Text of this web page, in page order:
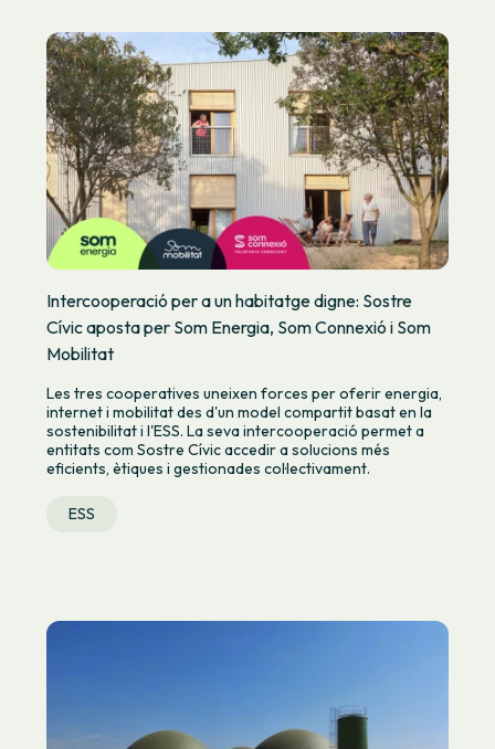
Intercooperació per a un habitatge digne: Sostre
Cívic aposta per Som Energia, Som Connexió i Som
Mobilitat
Les tres cooperatives uneixen forces per oferir energia,
internet i mobilitat des d'un model compartit basat en la
sostenibilitat i l'ESS. La seva intercooperació permet a
entitats com Sostre Cívic accedir a solucions més
eficients, ètiques i gestionades col·lectivament.
ESS